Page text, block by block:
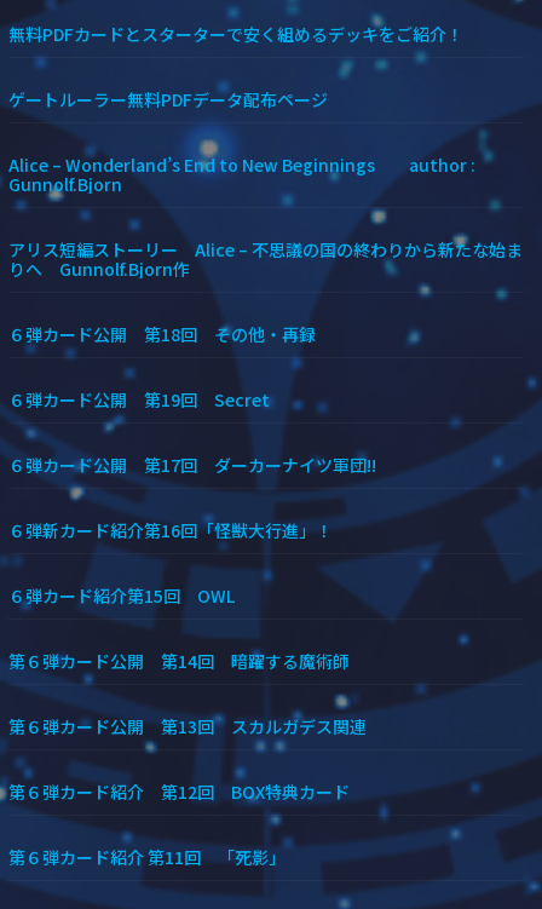
無料PDFカードとスターターで安く組めるデッキをご紹介！
ゲートルーラー無料PDFデータ配布ページ
Alice – Wonderland’s End to New Beginnings author :
Gunnolf.Bjorn
アリス短編ストーリー Alice – 不思議の国の終わりから新たな始ま
りへ Gunnolf.Bjorn作
６弾カード公開 第18回 その他・再録
６弾カード公開 第19回 Secret
６弾カード公開 第17回 ダーカーナイツ軍団!!
６弾新カード紹介第16回「怪獣大行進」！
６弾カード紹介第15回 OWL
第６弾カード公開 第14回 暗躍する魔術師
第６弾カード公開 第13回 スカルガデス関連
第６弾カード紹介 第12回 BOX特典カード
第６弾カード紹介 第11回 「死影」